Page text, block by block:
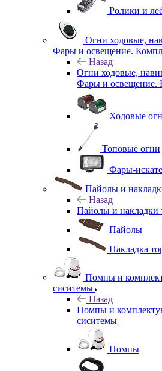
Ролики и
Огни ходовые,
Фары и освещение.
Назад
Огни ходовые,
Фары и освещение.
Ходовые
Топовые огни
Фары-
Пайолы и
Назад
Пайолы и накладки
Пайолы
Накладка
Помпы и
сиситемы
Назад
Помпы и
сиситемы
Помпы